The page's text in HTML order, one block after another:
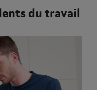
du travail